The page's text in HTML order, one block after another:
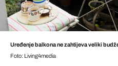
Uređenje balkona ne zahtijeva veliki
Foto: Living4media